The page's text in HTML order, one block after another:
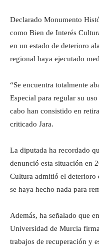
Declarado Monumento
como Bien de Interés
en un estado de deterioro
regional haya ejecutado
“Se encuentra totalmente
Especial para regular su
cabo han consistido en
criticado Jara.
La diputada ha recordado
denunció esta situación en
Cultura admitió el deterioro
se haya hecho nada para
Además, ha señalado que
Universidad de Murcia
trabajos de recuperación y